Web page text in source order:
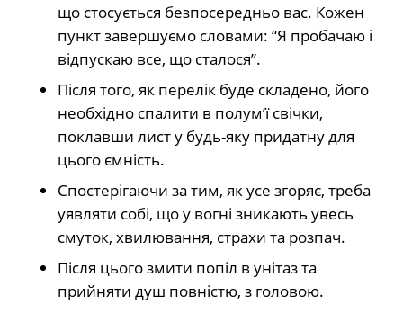
що стосується безпосередньо вас. Кожен
пункт завершуємо словами: “Я пробачаю і
відпускаю все, що сталося”.
Після того, як перелік буде складено, його
необхідно спалити в полум’ї свічки,
поклавши лист у будь-яку придатну для
цього ємність.
Спостерігаючи за тим, як усе згоряє, треба
уявляти собі, що у вогні зникають увесь
смуток, хвилювання, страхи та розпач.
Після цього змити попіл в унітаз та
прийняти душ повністю, з головою.